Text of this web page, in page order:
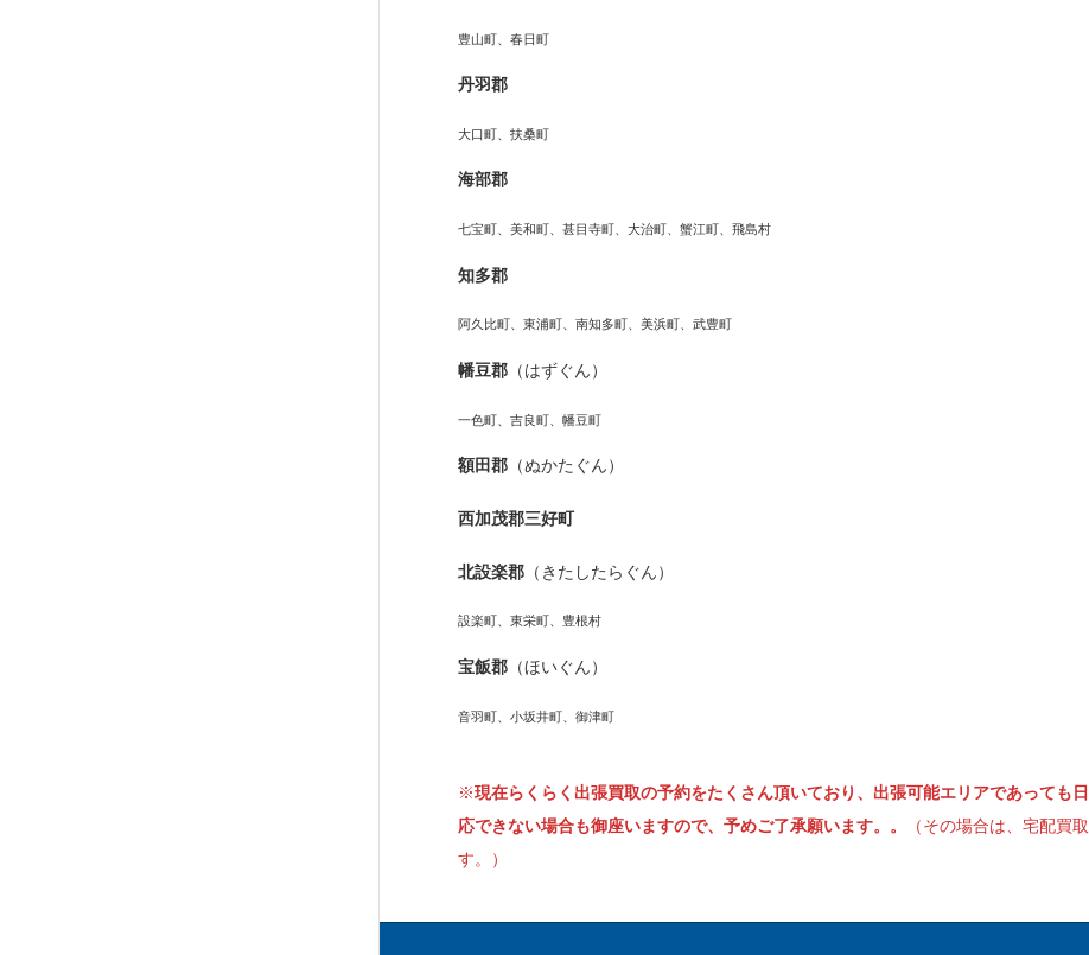
豊山町、春日町
丹羽郡
大口町、扶桑町
海部郡
七宝町、美和町、甚目寺町、大治町、蟹江町、飛島村
知多郡
阿久比町、東浦町、南知多町、美浜町、武豊町
幡豆郡 （はずぐん）
一色町、吉良町、幡豆町
額田郡 （ぬかたぐん）
西加茂郡三好町
北設楽郡 （きたしたらぐん）
設楽町、東栄町、豊根村
宝飯郡 （ほいぐん）
音羽町、小坂井町、御津町
※現在らくらく出張買取の予約をたくさん頂いており、出張可能エリアであっても
応できない場合も御座いますので、予めご了承願います。。
（その場合は、宅配買
す。）